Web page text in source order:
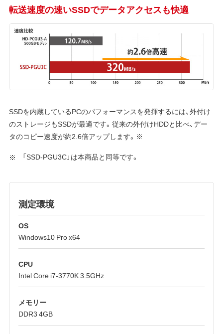
転送速度の速いSSDでデータアクセスも快適
SSDを内蔵しているPCのパフォーマンスを発揮するには、外付け
のストレージもSSDが最適です。従来の外付けHDDと比べ、デー
タのコピー速度が約2.6倍アップします。※
「SSD-PGU3C」は本商品と同等です。
測定環境
OS
Windows10 Pro x64
CPU
Intel Core i7-3770K 3.5GHz
メモリー
DDR3 4GB